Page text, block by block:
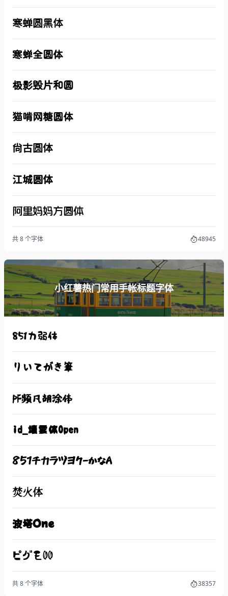
寒蝉圆黑体
寒蝉全圆体
极影毁片和圆
猫啃网糖圆体
尚古圆体
江城圆体
阿里妈妈方圆体
共 8 个字体 48945
小红薯热门常用手帐标题字体
851力弱体
りいてがき筆
PF频凡胡涂体
id_壊雲体Open
851チカラヅヨク-かなA
焚火体
波塔One
ピグモ00
共 8 个字体 38357